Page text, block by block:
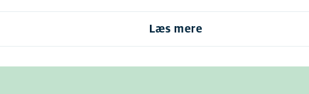
Læs mere